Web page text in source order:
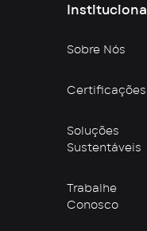
Institucional
Sobre Nós
Certificações
Soluções
Sustentáveis
Trabalhe
Conosco